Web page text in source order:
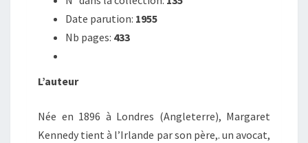
Date parution: 1955
Nb pages: 433
L’auteur
Née en 1896 à Londres (Angleterre), Margaret
Kennedy tient à l’Irlande par son père,. un avocat,